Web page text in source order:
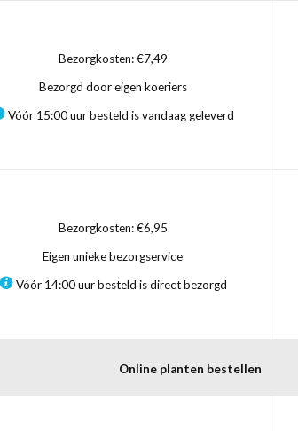
Bezorgkosten: €7,49
Bezorgd door eigen koeriers
Vóór 15:00 uur besteld is vandaag geleverd
Bezorgkosten: €6,95
Eigen unieke bezorgservice
Vóór 14:00 uur besteld is direct bezorgd
Online planten bestellen